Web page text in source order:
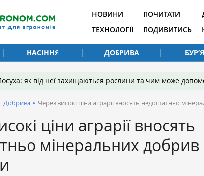
НОВИНИ
ТЕХНОЛОГІЇ
ПОЧИТАТИ
ПОДИВИТИСЬ
НАСІННЯ ДОБРИВА
як від неї захищаються рослини та чим може
Добрива • Через високі ціни аграрії вносять недостатньо
ціни аграрії вносять
мінеральних